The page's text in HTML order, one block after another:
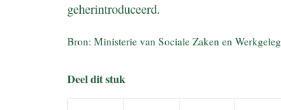
geherintroduceerd.
Bron: Ministerie van Sociale Zaken en
Deel dit stuk